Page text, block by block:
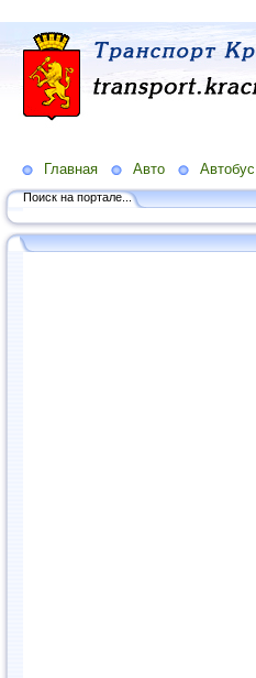
Главная Авто Автобус
Поиск на портале...